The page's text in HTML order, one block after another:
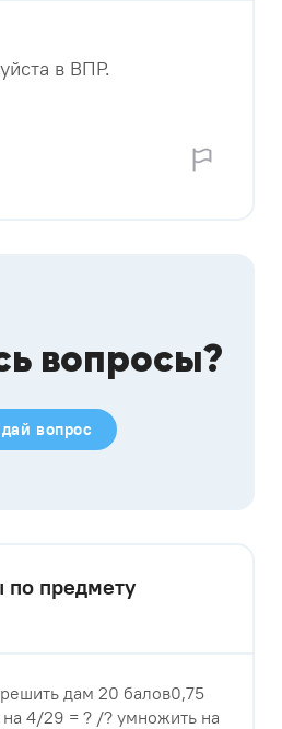
в ВПР.
вопросы?
вопрос
по предмету
дам 20 балов0,75
4/29 = ? /? умножить на